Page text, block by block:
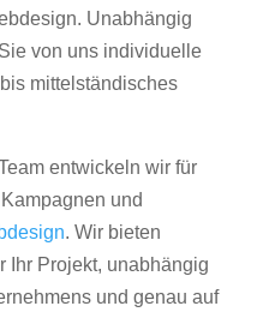
Unabhängig
von uns individuelle
mittelständisches
entwickeln wir für
und
. Wir bieten
Ihr Projekt, unabhängig
und genau auf